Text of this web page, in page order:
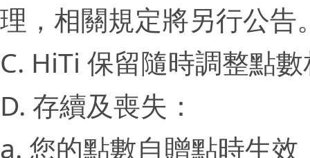
理，相關規定將另行公告
C. HiTi 保留隨時調整點
D. 存續及喪失：
a. 您的點數自贈點時生